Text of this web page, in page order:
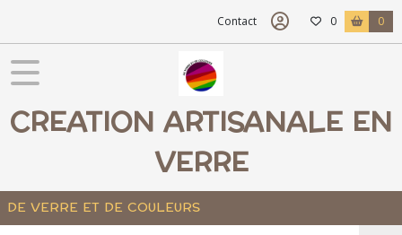
Contact 0 0
CREATION ARTISANALE EN
VERRE
DE VERRE ET DE COULEURS